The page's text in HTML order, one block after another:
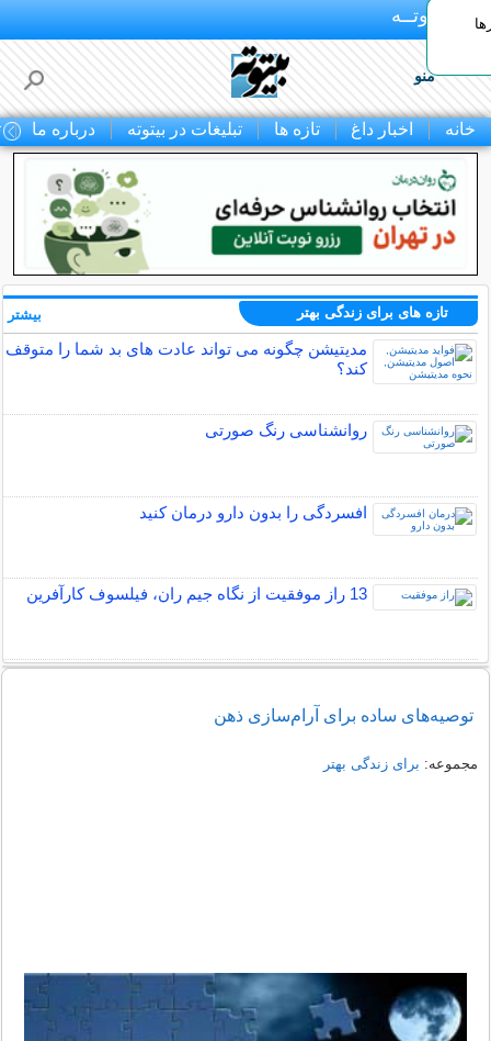
بـیتوتــه
منو
خانه اخبار داغ تازه ها تبلیغات در بیتوته درباره ما
تازه های برای زندگی بهتر
مدیتیشن چگونه می تواند عادت های بد شما را متوقف
کند؟
روانشناسی رنگ صورتی
افسردگی را بدون دارو درمان کنید
13 راز موفقیت از نگاه جیم ران، فیلسوف کارآفرین
بیشتر
توصیه‌های ساده برای آرام‌سازی ذهن
مجموعه: برای زندگی بهتر